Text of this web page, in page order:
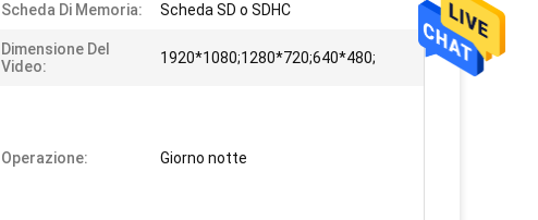
Scheda Di Memoria: Scheda SD o SDHC
Dimensione Del
Video:
1920*1080;1280*720;640*480;
Operazione: Giorno notte